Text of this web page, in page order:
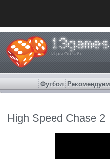
Игры Онлайн
Футбол Рекомендуем
High Speed Chase 2